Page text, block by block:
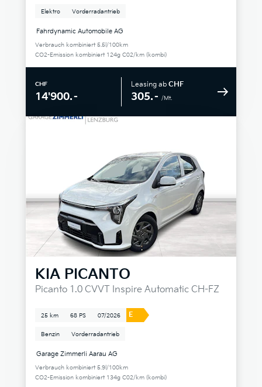
Elektro Vorderradantrieb
Fahrdynamic Automobile AG
Verbrauch kombiniert 5.5l/100km
CO2-Emission kombiniert 124g C02/km (kombi)
CHF
14'900.–
Leasing ab CHF
305.– /Mt.
KIA PICANTO
Picanto 1.0 CVVT Inspire Automatic CH-FZ
25 km 68 PS 07/2026 E
Benzin Vorderradantrieb
Garage Zimmerli Aarau AG
Verbrauch kombiniert 5.9l/100km
CO2-Emission kombiniert 134g C02/km (kombi)